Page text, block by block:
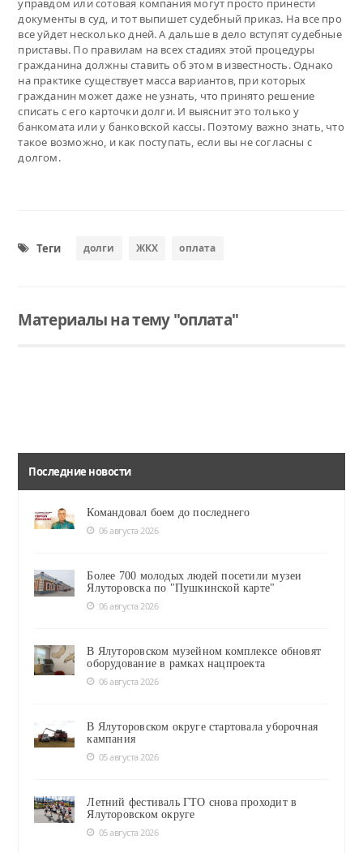
документы в суд, и тот выпишет судебный приказ. На все про
все уйдет несколько дней. А дальше в дело вступят судебные
приставы. По правилам на всех стадиях этой процедуры
гражданина должны ставить об этом в известность. Однако
на практике существует масса вариантов, при которых
гражданин может даже не узнать, что принято решение
списать с его карточки долги. И выяснит это только у
банкомата или у банковской кассы. Поэтому важно знать, что
такое возможно, и как поступать, если вы не согласны с
долгом.
Теги долги ЖКХ оплата
Материалы на тему "оплата"
Последние новости
Командовал боем до последнего
06 августа 2026
Более 700 молодых людей посетили музеи
Ялуторовска по "Пушкинской карте"
06 августа 2026
В Ялуторовском музейном комплексе обновят
оборудование в рамках нацпроекта
06 августа 2026
В Ялуторовском округе стартовала уборочная
кампания
05 августа 2026
Летний фестиваль ГТО снова проходит в
Ялуторовском округе
05 августа 2026